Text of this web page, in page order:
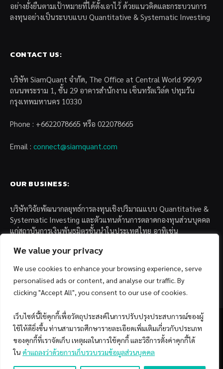
We value your privacy
We use cookies to enhance your browsing experience, serve
personalised ads or content, and analyse our traffic. By
clicking "Accept All", you consent to our use of cookies.
เว็บไซต์นี้ใช้คุกกี้เพื่อวัตถุประสงค์ในการปรับปรุงประสบการณ์ของผู้
ใช้ให้ดียิ่งขึ้น ท่านสามารถศึกษารายละเอียดเพิ่มเติมเกี่ยวกับประเภท
ของคุกกี้ที่เราจัดเก็บ เหตุผลในการใช้คุกกี้ และวิธีการตั้งค่าคุกกี้ได้
ใน คำแถลงว่าด้วยการเก็บรวบรวมข้อมูลส่วนบุคคล
อย่างยั่งยืนตามเป้าหมายที่ได้ตั้งเอาไว้ ด้วยแนวคิดและกระบวนการ
ลงทุนอย่างเป็นระบบแบบ Quantitative & Systematic Investing
CONTACT US:
บริษัท SiamQuant จำกัด, The Office at Central World 999/9
ถนนพระราม 1, ชั้น 29 อาคารสำนักงาน เซ็นทรัลเวิล์ด ปทุมวัน
กรุงเทพมหานคร 10330
Phone : +6622078665 หรือ 022078665
Email : connect@siamquant.com
OUR BUSINESS:
บริษัทวิจัยพัฒนากลยุทธ์การลงทุนเชิงปริมาณแบบ Quantitative &
Systematic Investing และตัวแทนด้านการตลาดกองทุนส่วนบุคคล
แก่สถาบันการเงินพันธมิตรชั้นนำในประเทศไทย อาทิเช่น
– บล. กรุงไทย เอ็กซ์สปริง จำกัด
– บล. ฟิลลิป (ประเทศไทย) จำกัด (มหาชน)
Facebook YouTube